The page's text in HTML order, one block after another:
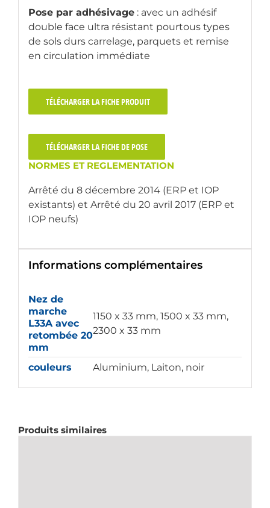
Pose par adhésivage: avec un adhésif
double face ultra résistant pourtous types
de sols durs carrelage, parquets et remise
en circulation immédiate
TÉLÉCHARGER LA FICHE PRODUIT
TÉLÉCHARGER LA FICHE DE POSE
NORMES ET REGLEMENTATION
Arrêté du 8 décembre 2014 (ERP et IOP
existants) et Arrêté du 20 avril 2017 (ERP et
IOP neufs)
Informations complémentaires
Nez de
marche
L33A avec
retombée 20
mm
1150 x 33 mm, 1500 x 33 mm,
2300 x 33 mm
couleurs Aluminium, Laiton, noir
Produits similaires